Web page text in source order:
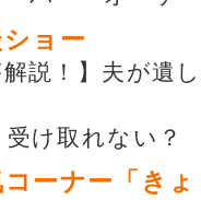
ョー
解説！】夫が遺
け取れない？
ーナー「き